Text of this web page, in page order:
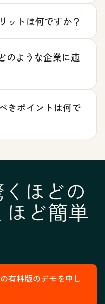
ットは何ですか？
のような企業に適
きポイントは何で
ほどの
ど簡単
有料版のデモを申し